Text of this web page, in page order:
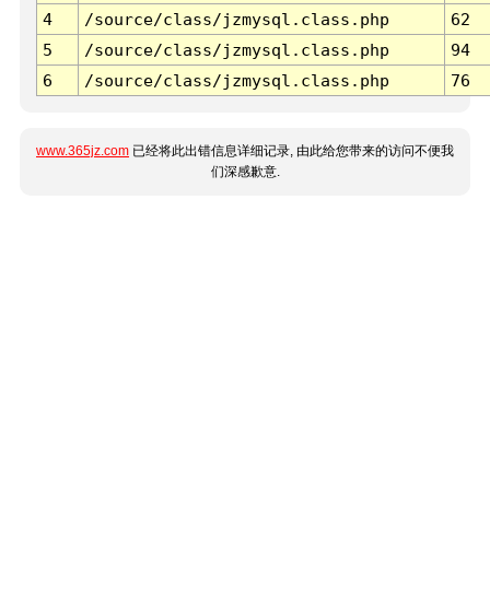
4
/source/class/jzmysql.class.php
62
5
/source/class/jzmysql.class.php
94
6
/source/class/jzmysql.class.php 76
www.365jz.com 已经将此出错信息详细记录, 由此给您带来的访问不便我
们深感歉意.